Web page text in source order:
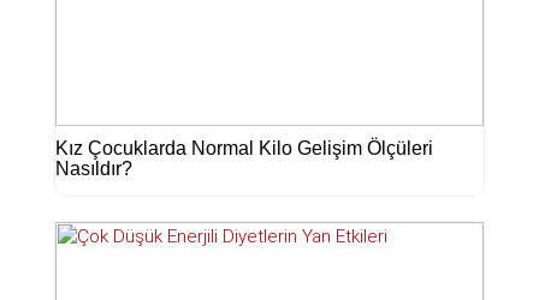
Kız Çocuklarda Normal Kilo Gelişim Ölçüleri
Nasıldır?